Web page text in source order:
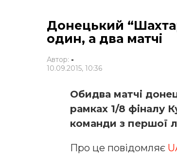
Донецький
один, а два матчі
Автор: -
10.09.2015, 10:36
Обидва матчі
рамках 1/8 фіналу
команди з першої
Про це повідомляє